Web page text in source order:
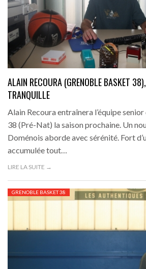
ALAIN RECOURA (GRENOBLE BASKET
TRANQUILLE
Alain Recoura entraînera l’équipe
38 (Pré-Nat) la saison prochaine. Un
Doménois aborde avec sérénité. Fort
accumulée tout…
LIRE LA SUITE →
GRENOBLE BASKET 38